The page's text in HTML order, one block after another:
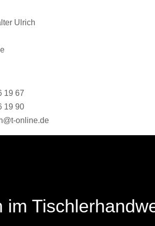
Ulrich
19 67
19 90
online.de
im